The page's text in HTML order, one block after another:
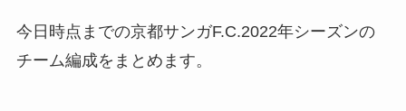
今日時点までの京都サンガF.C.2022年シーズンの
チーム編成をまとめます。